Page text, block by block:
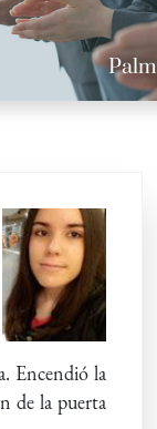
Encendió la
de la puerta